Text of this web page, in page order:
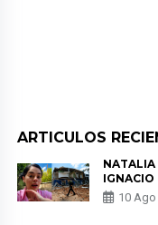
ARTICULOS
NATALIA
IGNACIO
COMO
10